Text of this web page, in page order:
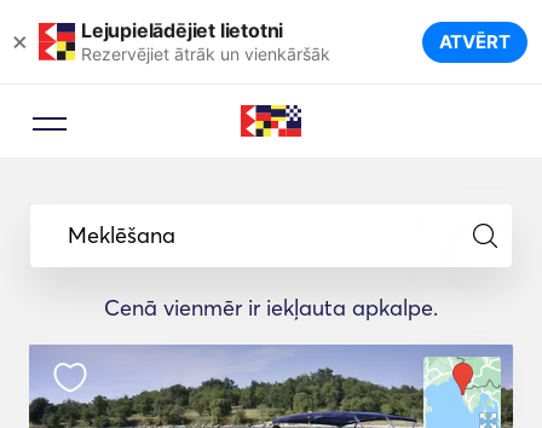
× Lejupielādējiet lietotni
Rezervējiet ātrāk un vienkāršāk ATVĒRT
Meklēšana
Cenā vienmēr ir iekļauta apkalpe.